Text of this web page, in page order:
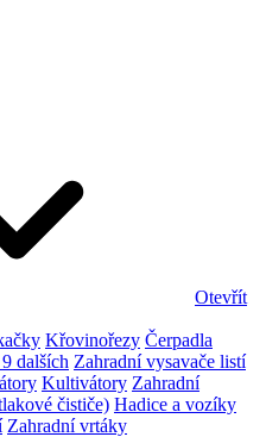
Otevřít
Křovinořezy Čerpadla
dalších Zahradní vysavače listí
Kultivátory Zahradní
čističe) Hadice a vozíky
Zahradní vrtáky